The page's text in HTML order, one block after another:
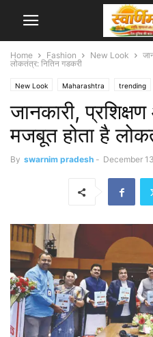
Home Fashion New Look
लोकतंत्र: नितिन गडकरी
New Look Maharashtra trending
जानकारी,
मजबूत होता है
By swarnim pradesh - December